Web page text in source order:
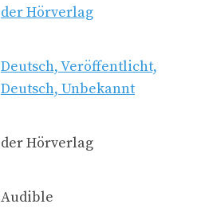
der Hörverlag
Deutsch, Veröffentlicht,
Deutsch, Unbekannt
der Hörverlag
Audible